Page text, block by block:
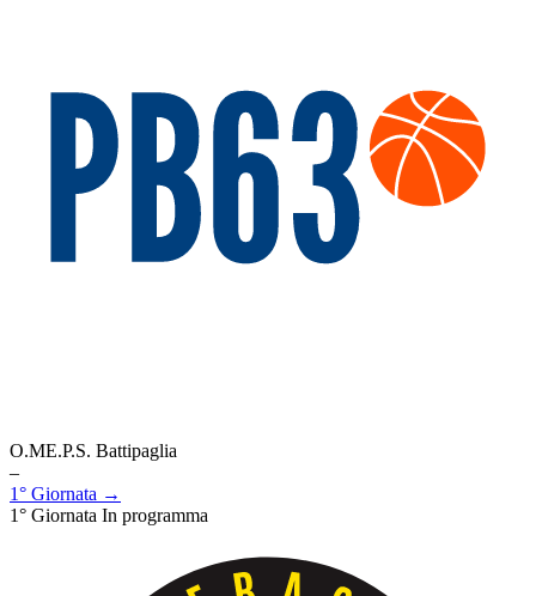
O.ME.P.S. Battipaglia
–
1° Giornata →
1° Giornata In programma